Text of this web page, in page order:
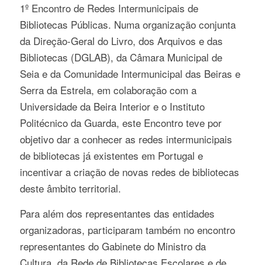
1º Encontro de Redes Intermunicipais de
Bibliotecas Públicas. Numa organização conjunta
da Direção-Geral do Livro, dos Arquivos e das
Bibliotecas (DGLAB), da Câmara Municipal de
Seia e da Comunidade Intermunicipal das Beiras e
Serra da Estrela, em colaboração com a
Universidade da Beira Interior e o Instituto
Politécnico da Guarda, este Encontro teve por
objetivo dar a conhecer as redes intermunicipais
de bibliotecas já existentes em Portugal e
incentivar a criação de novas redes de bibliotecas
deste âmbito territorial.
Para além dos representantes das entidades
organizadoras, participaram também no encontro
representantes do Gabinete do Ministro da